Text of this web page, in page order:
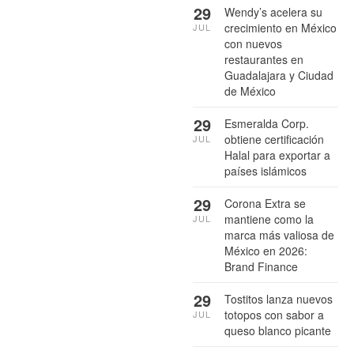
Wendy’s acelera su
crecimiento en México
con nuevos
restaurantes en
Guadalajara y Ciudad
de México
29
JUL
Esmeralda Corp.
obtiene certificación
Halal para exportar a
países islámicos
29
JUL
Corona Extra se
mantiene como la
marca más valiosa de
México en 2026:
Brand Finance
29
JUL
Tostitos lanza nuevos
totopos con sabor a
queso blanco picante
29
JUL